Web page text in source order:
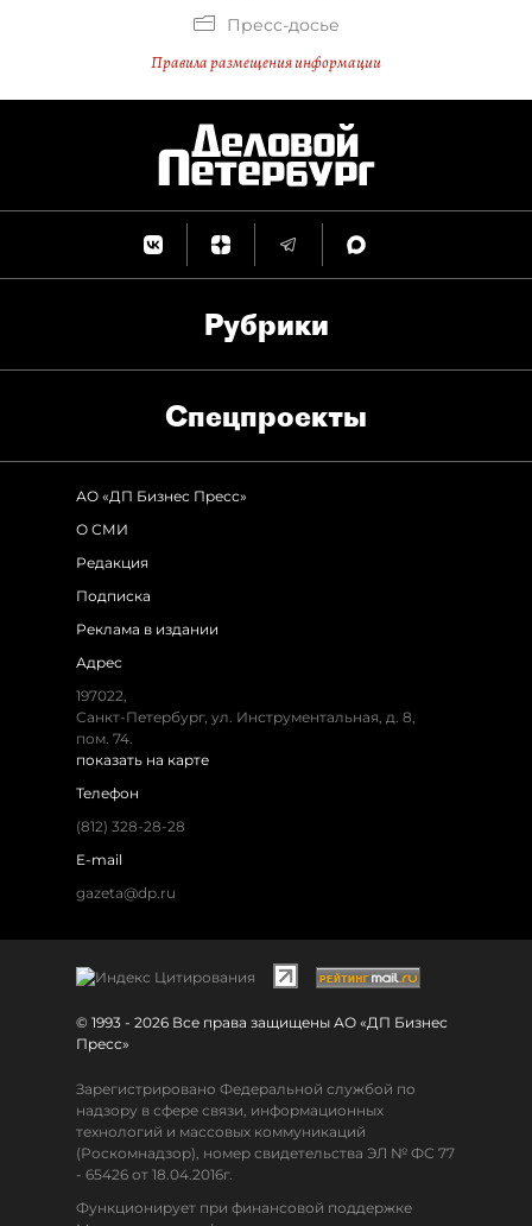
Пресс-досье
Правила размещения информации
Рубрики
Спец­проекты
АО «ДП Бизнес Пресс»
О СМИ
Редакция
Подписка
Реклама в издании
Адрес
197022,
Санкт-Петербург, ул. Инструментальная, д. 8,
пом. 74.
показать на карте
Телефон
(812) 328-28-28
E-mail
gazeta@dp.ru
© 1993 - 2026 Все права защищены АО «ДП Бизнес
Пресс»
Зарегистрировано Федеральной службой по
надзору в сфере связи, информационных
технологий и массовых коммуникаций
(Роскомнадзор), номер свидетельства ЭЛ № ФС 77
- 65426 от 18.04.2016г.
Функционирует при финансовой поддержке